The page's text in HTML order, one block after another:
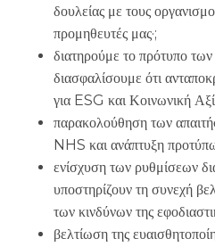
δουλείας με τους
προμηθευτές μας·;
διατηρούμε το πρότυπο
διασφαλίσουμε ότι
για ESG και Κοινωνική
παρακολούθηση των
NHS και ανάπτυξη
ενίσχυση των ρυθμίσεων
υποστηρίζουν τη συνεχή
των κινδύνων της
βελτίωση της